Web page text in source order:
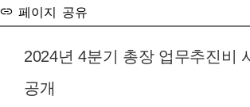
페이지 공유
2024년 4분기 총장 업무추진비
공개